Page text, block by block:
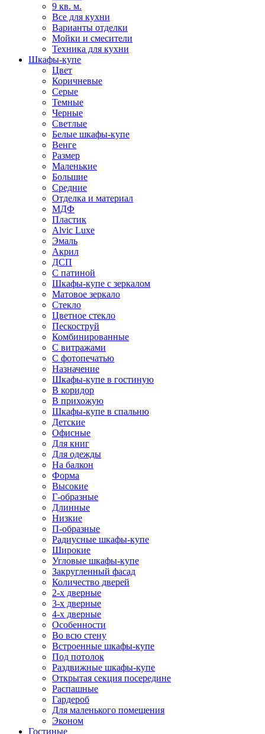
9 кв. м.
Все для кухни
Варианты отделки
Мойки и смесители
Техника для кухни
Шкафы-купе
Цвет
Коричневые
Серые
Темные
Черные
Светлые
Белые шкафы-купе
Венге
Размер
Маленькие
Большие
Средние
Отделка и материал
МДФ
Пластик
Alvic Luxe
Эмаль
Акрил
ДСП
С патиной
Шкафы-купе с зеркалом
Матовое зеркало
Стекло
Цветное стекло
Пескоструй
Комбинированные
С витражами
С фотопечатью
Назначение
Шкафы-купе в гостиную
В коридор
В прихожую
Шкафы-купе в спальню
Детские
Офисные
Для книг
Для одежды
На балкон
Форма
Высокие
Г-образные
Длинные
Низкие
П-образные
Радиусные шкафы-купе
Широкие
Угловые шкафы-купе
Закругленный фасад
Количество дверей
2-х дверные
3-х дверные
4-х дверные
Особенности
Во всю стену
Встроенные шкафы-купе
Под потолок
Раздвижные шкафы-купе
Открытая секция посередине
Распашные
Гардероб
Для маленького помещения
Эконом
Гостиные